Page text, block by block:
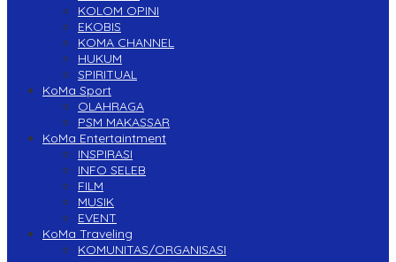
KOLOM OPINI
EKOBIS
KOMA CHANNEL
HUKUM
SPIRITUAL
KoMa Sport
OLAHRAGA
PSM MAKASSAR
KoMa Entertaintment
INSPIRASI
INFO SELEB
FILM
MUSIK
EVENT
KoMa Traveling
KOMUNITAS/ORGANISASI